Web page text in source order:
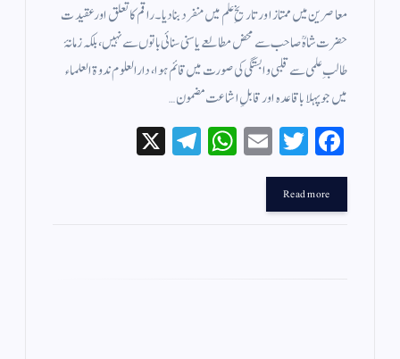
معاصرین میں ممتاز اور تاریخِ علم میں منفرد بنا دیا۔راقم کا تعلق اور عقیدت
حضرت شاہؒ صاحب سے محض مطالعے یا سنی سنائی باتوں سے نہیں، بلکہ زمانۂ
طالبِ علمی سے قلبی وابستگی کی صورت میں قائم ہوا، دارالعلوم ندوۃ العلماء
میں جو پہلا باقاعدہ اور قابلِ اشاعت مضمون…
Fa
ce
bo
ok
T
wi
r
E
m
W
ha
Te
le
Read more